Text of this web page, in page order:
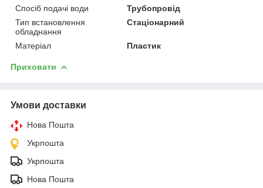
Спосіб подачі води
Трубопровід
Тип встановлення
обладнання
Стаціонарний
Матеріал Пластик
Приховати
Умови доставки
Нова Пошта
Укрпошта
Укрпошта
Нова Пошта